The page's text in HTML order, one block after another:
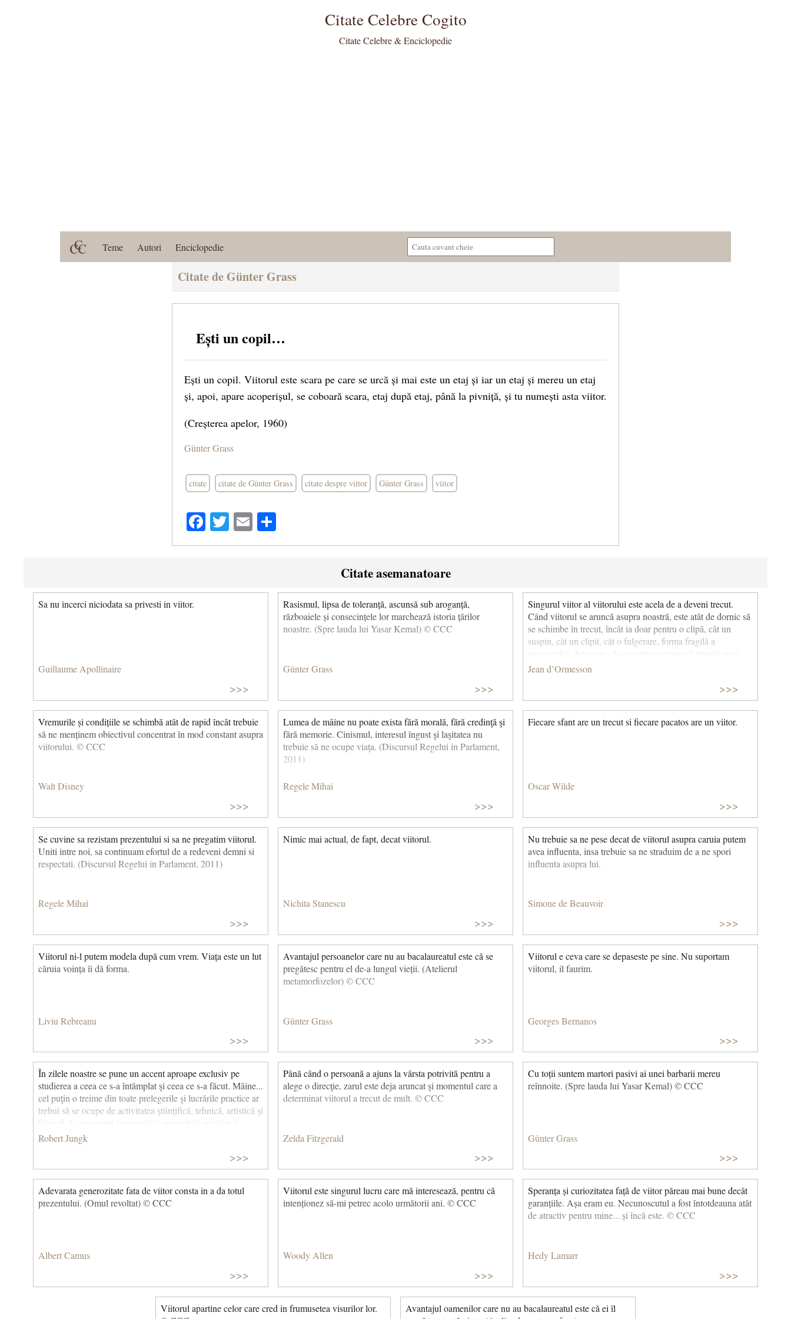
Citate Celebre Cogito
Citate Celebre & Enciclopedie
Teme Autori Enciclopedie
Citate de Günter Grass
Ești un copil…
Ești un copil. Viitorul este scara pe care se urcă și mai este un etaj și iar un etaj și mereu un etaj
și, apoi, apare acoperișul, se coboară scara, etaj după etaj, până la pivniță, și tu numești asta viitor.
(Creșterea apelor, 1960)
Günter Grass
citate citate de Günter Grass citate despre viitor Günter Grass viitor
Facebook
Twitter
Email
Citate asemanatoare
Sa nu incerci niciodata sa privesti in viitor.
Guillaume Apollinaire
>>>
Rasismul, lipsa de toleranță, ascunsă sub aroganță,
războaiele și consecințele lor marchează istoria țărilor
noastre. (Spre lauda lui Yasar Kemal) © CCC
Günter Grass
>>>
Singurul viitor al viitorului este acela de a deveni trecut.
Când viitorul se aruncă asupra noastră, este atât de dornic să
se schimbe în trecut, încât ia doar pentru o clipă, cât un
suspin, cât un clipit, cât o fulgerare, forma fragilă a
singură idee: să sară peste etapa prezentului. (Într-o zi voi
Jean d’Ormesson
>>>
Vremurile și condițiile se schimbă atât de rapid încât trebuie
să ne menținem obiectivul concentrat în mod constant asupra
viitorului. © CCC
Walt Disney
>>>
Lumea de mâine nu poate exista fără morală, fără credinţă şi
fără memorie. Cinismul, interesul îngust şi laşitatea nu
trebuie să ne ocupe viaţa. (Discursul Regelui in Parlament,
2011)
Regele Mihai
>>>
Fiecare sfant are un trecut si fiecare pacatos are un viitor.
Oscar Wilde
>>>
Se cuvine sa rezistam prezentului si sa ne pregatim viitorul.
Uniti intre noi, sa continuam efortul de a redeveni demni si
respectati. (Discursul Regelui in Parlament, 2011)
Regele Mihai
>>>
Nimic mai actual, de fapt, decat viitorul.
Nichita Stanescu
>>>
Nu trebuie sa ne pese decat de viitorul asupra caruia putem
avea influenta, insa trebuie sa ne straduim de a ne spori
influenta asupra lui.
Simone de Beauvoir
>>>
Viitorul ni-l putem modela după cum vrem. Viața este un lut
căruia voința îi dă forma.
Liviu Rebreanu
>>>
Avantajul persoanelor care nu au bacalaureatul este că se
pregătesc pentru el de-a lungul vieții. (Atelierul
metamorfozelor) © CCC
Günter Grass
>>>
Viitorul e ceva care se depaseste pe sine. Nu suportam
viitorul, il faurim.
Georges Bernanos
>>>
În zilele noastre se pune un accent aproape exclusiv pe
studierea a ceea ce s-a întâmplat şi ceea ce s-a făcut. Mâine...
cel puţin o treime din toate prelegerile şi lucrările practice ar
trebui să se ocupe de activitatea ştiinţifică, tehnică, artistică şi
soluţiilor posibile la aceste probleme viitoare.
Robert Jungk
>>>
Până când o persoană a ajuns la vârsta potrivită pentru a
alege o direcţie, zarul este deja aruncat şi momentul care a
determinat viitorul a trecut de mult. © CCC
Zelda Fitzgerald
>>>
Cu toții suntem martori pasivi ai unei barbarii mereu
reînnoite. (Spre lauda lui Yasar Kemal) © CCC
Günter Grass
>>>
Adevarata generozitate fata de viitor consta in a da totul
prezentului. (Omul revoltat) © CCC
Albert Camus
>>>
Viitorul este singurul lucru care mă interesează, pentru că
intenționez să-mi petrec acolo următorii ani. © CCC
Woody Allen
>>>
Speranța și curiozitatea față de viitor păreau mai bune decât
garanțiile. Așa eram eu. Necunoscutul a fost întotdeauna atât
de atractiv pentru mine... și încă este. © CCC
Hedy Lamarr
>>>
Viitorul apartine celor care cred in frumusetea visurilor lor.
Avantajul oamenilor care nu au bacalaureatul este că ei îl